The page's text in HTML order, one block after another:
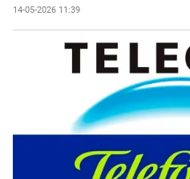
14-05-2026 11:39